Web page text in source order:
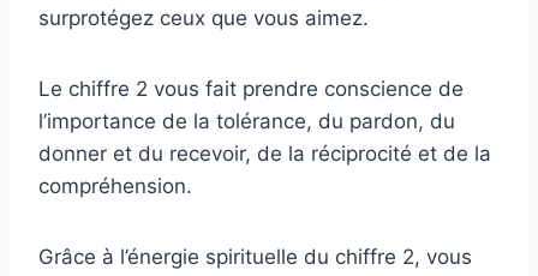
surprotégez ceux que vous aimez.
Le chiffre 2 vous fait prendre conscience de
l’importance de la tolérance, du pardon, du
donner et du recevoir, de la réciprocité et de la
compréhension.
Grâce à l’énergie spirituelle du chiffre 2, vous